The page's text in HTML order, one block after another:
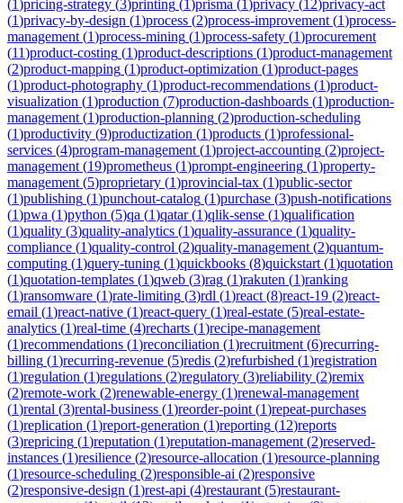
(1)pricing-strategy (3)printing (1)prisma (1)privacy (12)privacy-act
(1)privacy-by-design (1)process (2)process-improvement (1)process-
management (1)process-mining (1)process-safety (1)procurement
(11)product-costing (1)product-descriptions (1)product-management
(2)product-mapping (1)product-optimization (1)product-pages
(1)product-photography (1)product-recommendations (1)product-
visualization (1)production (7)production-dashboards (1)production-
management (1)production-planning (2)production-scheduling
(1)productivity (9)productization (1)products (1)professional-
services (4)program-management (1)project-accounting (2)project-
management (19)prometheus (1)prompt-engineering (1)property-
management (5)proprietary (1)provincial-tax (1)public-sector
(1)publishing (1)punchout-catalog (1)purchase (3)push-notifications
(1)pwa (1)python (5)qa (1)qatar(1)qlik-sense (1)qualification
(1)quality (3)quality-analytics (1)quality-assurance (1)quality-
compliance (1)quality-control (2)quality-management (2)quantum-
computing (1)query-tuning (1)quickbooks (8)quickstart (1)quotation
(1)quotation-templates (1)qweb (3)rag (1)rakuten (1)ranking
(1)ransomware (1)rate-limiting (3)rdl (1)react (8)react-19 (2)react-
email (1)react-native (1)react-query (1)real-estate (5)real-estate-
analytics (1)real-time (4)recharts (1)recipe-management
(1)recommendations (1)reconciliation (1)recruitment (6)recurring-
billing (1)recurring-revenue (5)redis (2)refurbished (1)registration
(1)regulation (1)regulations (2)regulatory (3)reliability (2)remix
(2)remote-work (2)renewable-energy (1)renewal-management
(1)rental (3)rental-business (1)reorder-point (1)repeat-purchases
(1)replication (1)report-generation (1)reporting (12)reports
(3)repricing (1)reputation (1)reputation-management (2)reserved-
instances (1)resilience (2)resource-allocation (1)resource-planning
(1)resource-scheduling (2)responsible-ai (2)responsive
(2)responsive-design (1)rest-api (4)restaurant (5)restaurant-